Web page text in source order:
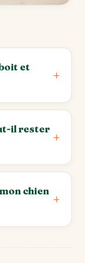
et
il rester
chien